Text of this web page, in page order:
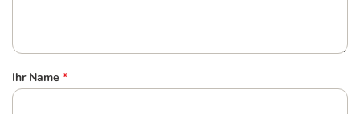
Ihr Name *